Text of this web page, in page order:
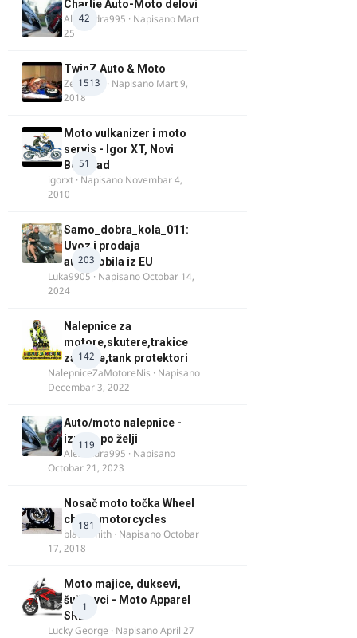
42
Charlie Auto-Moto delovi
Alexandra995 · Napisano Mart
25
1513
TwinZ Auto & Moto
Zeljkamp · Napisano Mart 9,
2018
51
Moto vulkanizer i moto
servis - Igor XT, Novi
Beograd
igorxt · Napisano Novembar 4,
2010
203
Samo_dobra_kola_011:
Uvoz i prodaja
automobila iz EU
Luka9905 · NapisanoOctobar 14,
2024
142
Nalepnice za
motore,skutere,trakice
za felne,tank protektori
NalepniceZaMotoreNis · Napisano
Decembar 3, 2022
119
Auto/moto nalepnice -
izrada po želji
Alexandra995 · Napisano
Octobar 21, 2023
181
Nosač moto točka Wheel
chock motorcycles
blacksmith · NapisanoOctobar
17, 2018
1
Moto majice, duksevi,
šuškavci - Moto Apparel
SRB
Lucky George · NapisanoApril 27